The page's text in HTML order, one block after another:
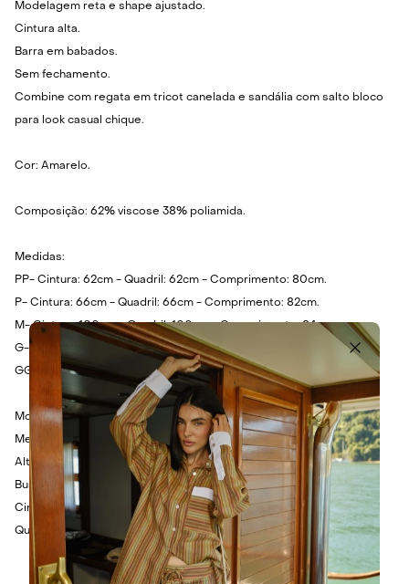
Modelagem reta e shape ajustado.
Cintura alta.
Barra em babados.
Sem fechamento.
Combine com regata em tricot canelada e sandália com salto bloco
para look casual chique.
Cor: Amarelo.
Composição: 62% viscose 38% poliamida.
Medidas:
PP- Cintura: 62cm - Quadril: 62cm - Comprimento: 80cm.
P- Cintura: 66cm - Quadril: 66cm - Comprimento: 82cm.
M- Cintura: 100cm - Quadril: 100cm - Comprimento: 84cm.
G- Cintura: 104cm - Quadril: 104cm - Comprimento: 86cm.
GG- Cintura: 108cm - Quadril: 108cm - Comprimento: 88cm.
Modelo veste tamanho P.
Medidas da Modelo:
Altura: 1.75cm
Busto: 80cm
Cintura: 60cm
Quadril: 86cm